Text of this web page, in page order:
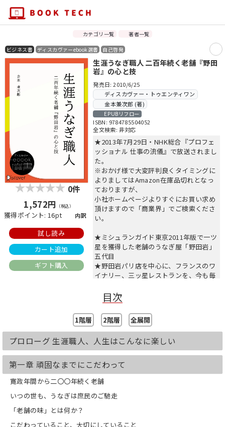
カテゴリ一覧 著者一覧
ビジネス書 ディスカヴァーebook選書 自己啓発
0件
1,572円 （税込）
獲得ポイント: 16pt 内訳
試し読み
カート追加
ギフト購入
生涯うなぎ職人 二百年続く老舗『野田
岩』の心と技
発売日: 2010/6/25
ディスカヴァー・トゥエンティワン
金本兼次郎 (著)
EPUBリフロー
ISBN: 9784785504052
全文検索: 非対応
★2013年7月29日・NHK総合『プロフェ
ッショナル 仕事の流儀』で放送されまし
た。
※おかげ様で大変評判良くタイミングに
よりましてはAmazon在庫品切れとなっ
ておりますが、
小社ホームページよりすぐにお買い求め
頂けますので「商業界」でご検索くださ
い。
★ミシュランガイド東京2011年版で一ツ
星を獲得した老舗のうなぎ屋「野田岩」
五代目
★野田岩パリ店を中心に、フランスのワ
イナリー、三ッ星レストランを、今も毎
★83歳でヒマラヤ登山に挑戦!
★昭和天皇にも愛された老舗の味を継承
する思い
★衰えぬ好奇心、洒脱で粋な昭和初年男
児に、今こそ「時代を生き抜く力」を学
ぶ。
「職人として技術を磨き、若い世代に伝
えていくこと。商人として正しく商い、
店を損得ではなく運営すること。
考えること。これらはすべて、回り回っ
目次
1階層 2階層 全展開
プロローグ 生涯職人、人生はこんなに楽しい
第一章 頑固なまでにこだわって
寛政年間から二〇〇年続く老舗
いつの世も、うなぎは庶民のご馳走
「老舗の味」とは何か？
こだわっていること、大切にしていること